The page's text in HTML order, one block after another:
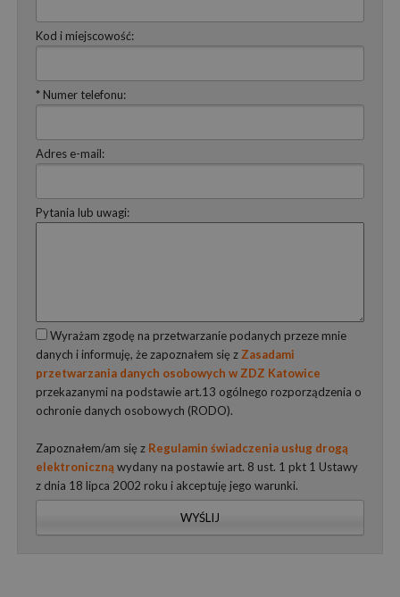
Kod i miejscowość:
* Numer telefonu:
Adres e-mail:
Pytania lub uwagi:
Wyrażam zgodę na przetwarzanie podanych przeze mnie
danych i informuję, że zapoznałem się z Zasadami
przetwarzania danych osobowych w ZDZ Katowice
przekazanymi na podstawie art.13 ogólnego rozporządzenia o
ochronie danych osobowych (RODO).
Zapoznałem/am się z Regulamin świadczenia usług drogą
elektroniczną wydany na postawie art. 8 ust. 1 pkt 1 Ustawy
z dnia 18 lipca 2002 roku i akceptuję jego warunki.
WYŚLIJ